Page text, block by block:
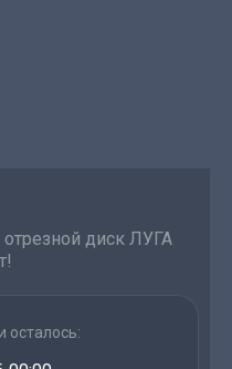
диск ЛУГА
осталось: